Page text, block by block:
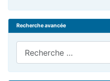
Recherche avancée